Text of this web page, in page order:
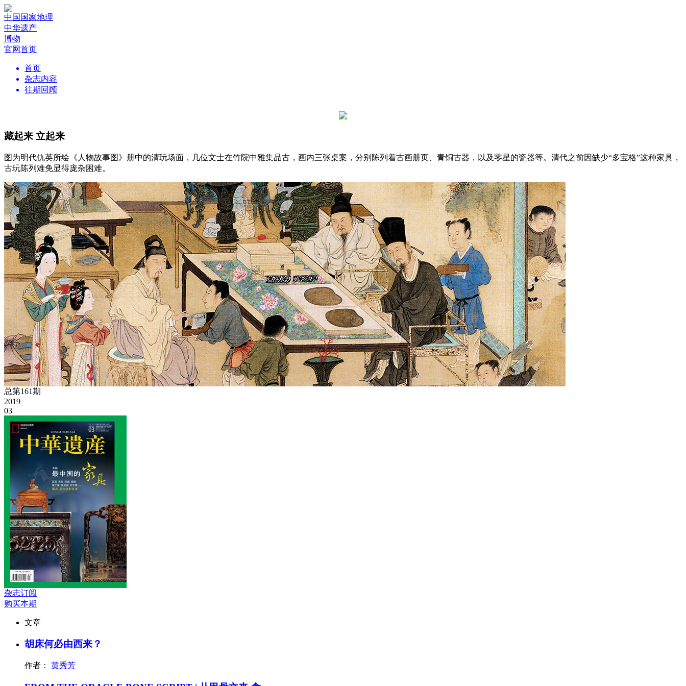
中国国家地理
中华遗产
博物
官网首页
首页
杂志内容
往期回顾
藏起来 立起来
图为明代仇英所绘《人物故事图》册中的清玩场面，几位文士在竹院中雅集品古，画内三张桌案，分别陈列着古画册页、青铜古器，以及零星的瓷器等。清代之前因缺少“多宝格”这种家具，
古玩陈列难免显得庞杂困难。
总第161期
2019
03
杂志订阅
购买本期
文章
胡床何必由西来？
作者： 黄秀芳